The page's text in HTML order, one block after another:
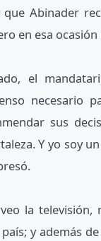
Abinader
en esa
el
necesario
sus
Y yo soy
la
y además